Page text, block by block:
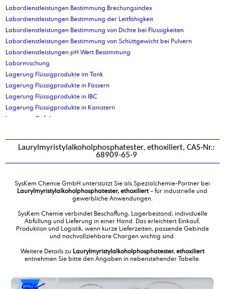
Labordienstleistungen Bestimmung Brechungsindex
Labordienstleistungen Bestimmung der Leitfähigkeit
Labordienstleistungen Bestimmung von Dichte bei Flüssigkeiten
Labordienstleistungen Bestimmung von Schüttgewicht bei Pulvern
Labordienstleistungen pH Wert Bestimmung
Labormischung
Lagerung Flüssigprodukte im Tank
Lagerung Flüssigprodukte in Fässern
Lagerung Flüssigprodukte in IBC
Lagerung Flüssigprodukte in Kanistern
Lagerung Gefahrgut
Lagerung Stückgut
Lanolin, technisch
Lanolin, wasserfrei, kosmetische Qualität
Laureth 7
Laureth 7 -90%
Lauryl/Myristylalkohol 75/25
Laurylalkohol
Laurylalkoholethoxylat 12 EO
Laurylalkoholethoxylat 3 EO
Laurylmyristylalkoholphosphatester, ethoxiliert
Lohnabfüllung Flüssigprodukte in Kanister bis 30ltr
Laurylmyristylalkoholphosphatester, ethoxiliert, CAS-Nr.:
68909-65-9
SysKem Chemie GmbH unterstützt Sie als Spezialchemie-Partner bei
Laurylmyristylalkoholphosphatester, ethoxiliert– für industrielle und
gewerbliche Anwendungen.
SysKem Chemie verbindet Beschaffung, Lagerbestand, individuelle
Abfüllung und Lieferung in einer Hand. Das erleichtert Einkauf,
Produktion und Logistik, wenn kurze Lieferzeiten, passende Gebinde
und nachvollziehbare Chargen wichtig sind.
Weitere Details zu Laurylmyristylalkoholphosphatester, ethoxiliert
entnehmen Sie bitte den Angaben in nebenstehender Tabelle.